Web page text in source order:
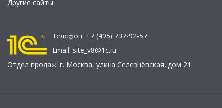
Другие сайты
Телефон: +7 (495) 737-92-57
Email: site_v8@1c.ru
Отдел продаж: г. Москва, улица Селезнёвская, дом 21